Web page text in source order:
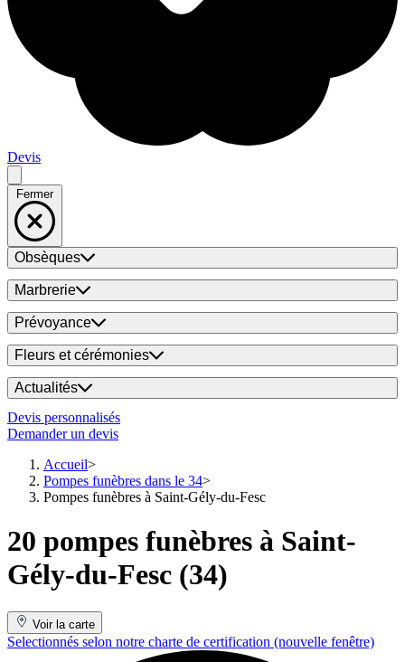
Devis
Fermer
Obsèques
Marbrerie
Prévoyance
Fleurs et cérémonies
Actualités
Devis personnalisés
Demander un devis
Accueil
Pompes funèbres dans le 34
Pompes funèbres à Saint-Gély-du-Fesc
20 pompes funèbres à Saint-
Gély-du-Fesc (34)
Voir la carte
Selectionnés selon notre charte de certification (nouvelle fenêtre)